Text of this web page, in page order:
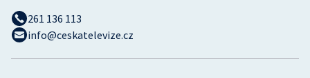
261 136 113
info@ceskatelevize.cz